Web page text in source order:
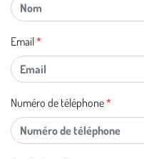
Email
Numéro de téléphone